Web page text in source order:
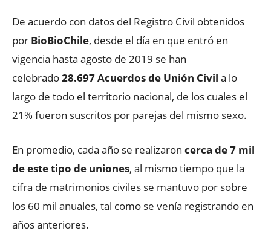
De acuerdo con datos del Registro Civil obtenidos
por BioBioChile, desde el día en que entró en
vigencia hasta agosto de 2019 se han
celebrado28.697 Acuerdos de Unión Civil a lo
largo de todo el territorio nacional, de los cuales el
21% fueron suscritos por parejas del mismo sexo.
En promedio, cada año se realizaron cerca de 7 mil
de este tipo de uniones, al mismo tiempo que la
cifra de matrimonios civiles se mantuvo por sobre
los 60 mil anuales, tal como se venía registrando en
años anteriores.